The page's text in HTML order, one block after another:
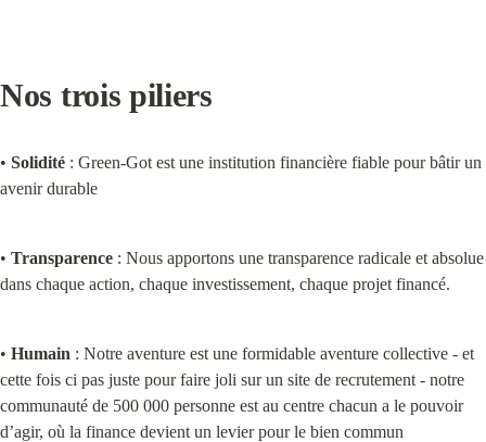
Nos trois piliers
• Solidité : Green-Got est une institution financière fiable pour bâtir un
avenir durable
• Transparence : Nous apportons une transparence radicale et absolue
dans chaque action, chaque investissement, chaque projet financé.
• Humain : Notre aventure est une formidable aventure collective - et
cette fois ci pas juste pour faire joli sur un site de recrutement - notre
communauté de 500 000 personne est au centre chacun a le pouvoir
d’agir, où la finance devient un levier pour le bien commun